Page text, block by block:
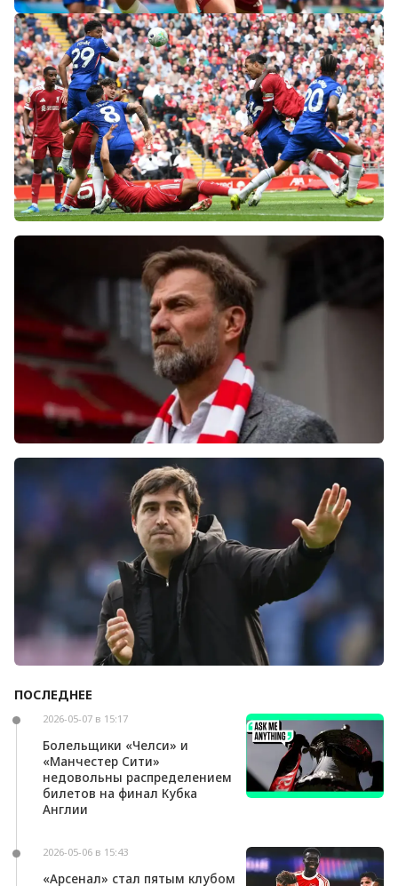
«Слот не тот человек»: болельщики
«Ливерпуля» и «Челси» разнесли тренеров
после ничьей на «Энфилде»
Фанаты «Ливерпуля» шокированы
неспособностью команды обыграть нынешний
Болельщики «Ливерпуля» освистали команду
после ничьей с «Челси»
Андони Ираола может возглавить «Кристал
ПОСЛЕДНЕЕ
2026-05-07 в 15:17
Болельщики «Челси» и
«Манчестер Сити»
недовольны распределением
билетов на финал Кубка
Англии
2026-05-06 в 15:43
«Арсенал» стал пятым клубом